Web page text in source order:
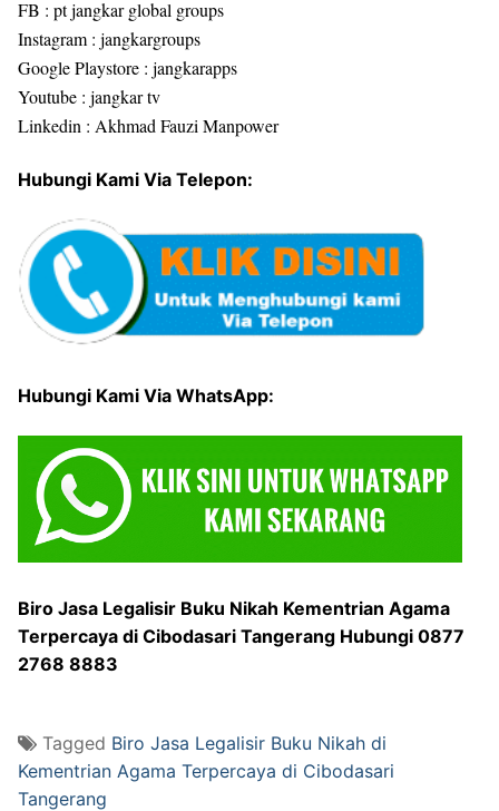
FB : pt jangkar global groups
Instagram : jangkargroups
Google Playstore : jangkarapps
Youtube : jangkar tv
Linkedin : Akhmad Fauzi Manpower
Hubungi Kami Via Telepon:
Hubungi Kami Via WhatsApp:
Biro Jasa Legalisir Buku Nikah Kementrian Agama
Terpercaya di Cibodasari Tangerang Hubungi 0877
2768 8883
Tagged Biro Jasa Legalisir Buku Nikah di
Kementrian Agama Terpercaya di Cibodasari
Tangerang